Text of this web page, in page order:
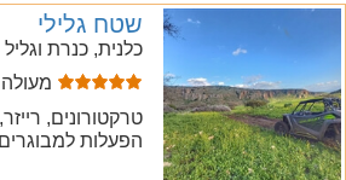
שטח גלילי
כלנית, כנרת
מעולה
טרקטורונים,
הפעלות